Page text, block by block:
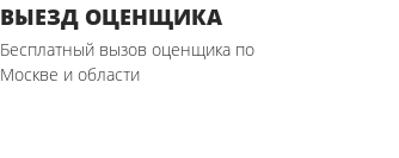
ВЫЕЗД ОЦЕНЩИКА
Бесплатный вызов оценщика по
Москве и области